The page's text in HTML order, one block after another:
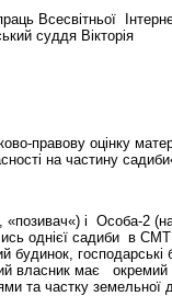
Всесвітньої
суддя Вікторія
правову оцінку
на частину
і Особа-2
однієї садиби в
господарські
власник має окремий
та частку земельної